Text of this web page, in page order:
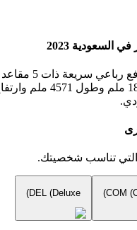
التي تناسب شخصيتك.
COM
DEL (Deluxe)